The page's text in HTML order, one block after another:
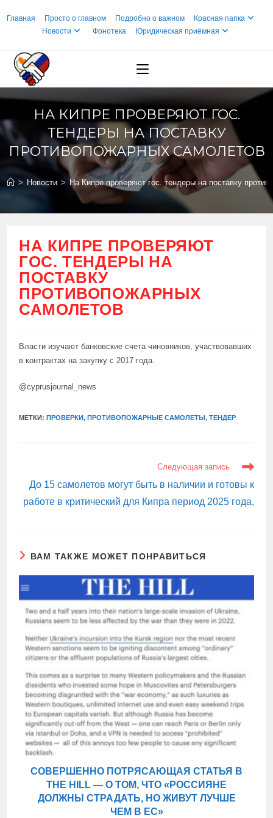
Главная Просто о главном Подробно о важном
Красная папка
Новости
Фонотека Юридическая приёмная
НА КИПРЕ ПРОВЕРЯЮТ ГОС.
ТЕНДЕРЫ НА ПОСТАВКУ
ПРОТИВОПОЖАРНЫХ САМОЛЕТОВ
> Новости > На Кипре проверяют гос. тендеры на поставку
НА КИПРЕ ПРОВЕРЯЮТ
ГОС. ТЕНДЕРЫ НА
ПОСТАВКУ
ПРОТИВОПОЖАРНЫХ
САМОЛЕТОВ
Власти изучают банковские счета чиновников, участвовавших
в контрактах на закупку с 2017 года.
@cyprusjournal_news
МЕТКИ:ПРОВЕРКИ, ПРОТИВОПОЖАРНЫЕ САМОЛЕТЫ, ТЕНДЕР
Следующая запись
До 15 самолетов могут быть в наличии и готовы к
работе в критический для Кипра период 2025 года,
ВАМ ТАКЖЕ МОЖЕТ ПОНРАВИТЬСЯ
СОВЕРШЕННО ПОТРЯСАЮЩАЯ СТАТЬЯ В
THE HILL — О ТОМ, ЧТО «РОССИЯНЕ
ДОЛЖНЫ СТРАДАТЬ, НО ЖИВУТ ЛУЧШЕ
ЧЕМ В ЕС»